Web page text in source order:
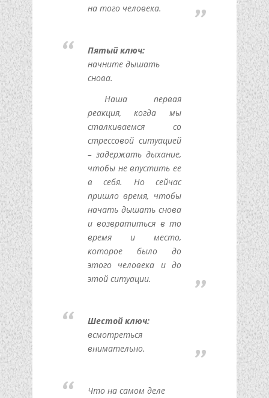
на того человека.
Пятый ключ:
начните дышать
снова.
Наша первая
реакция, когда мы
сталкиваемся со
стрессовой ситуацией
– задержать дыхание,
чтобы не впустить ее
в себя. Но сейчас
пришло время, чтобы
начать дышать снова
и возвратиться в то
время и место,
которое было до
этого человека и до
этой ситуации.
Шестой ключ:
всмотреться
внимательно.
Что на самом деле